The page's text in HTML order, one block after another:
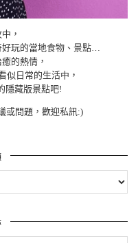
，
玩的當地食物、景點…
的熱情，
似日常的生活中，
隱藏版景點吧!
或問題，歡迎私訊:)